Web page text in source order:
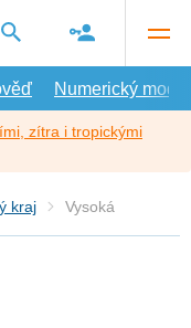
Numerický model
zítra i tropickými
kraj Vysoká